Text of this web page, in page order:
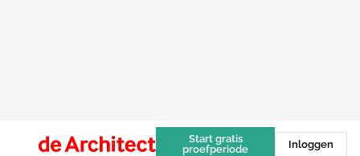
Start gratis
proefperiode
Inloggen